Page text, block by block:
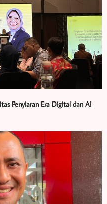
Penyiaran Era Digital dan AI